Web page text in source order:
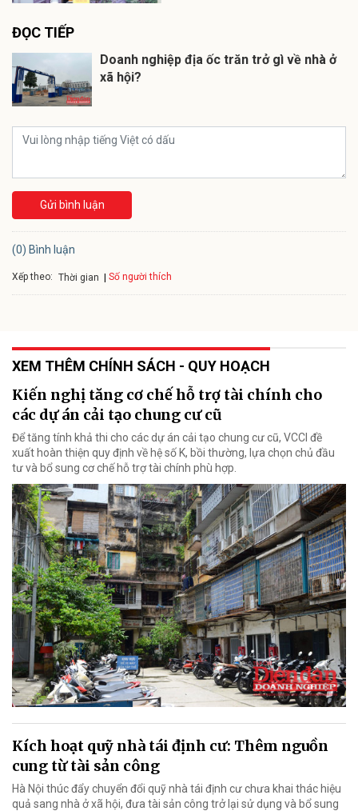
ĐỌC TIẾP
Doanh nghiệp địa ốc trăn trở gì về nhà ở
xã hội?
Gửi bình luận
(0) Bình luận
Xếp theo: Thời gian Số người thích
XEM THÊM CHÍNH SÁCH - QUY HOẠCH
Kiến nghị tăng cơ chế hỗ trợ tài chính cho
các dự án cải tạo chung cư cũ
Để tăng tính khả thi cho các dự án cải tạo chung cư cũ, VCCI đề
xuất hoàn thiện quy định về hệ số K, bồi thường, lựa chọn chủ đầu
tư và bổ sung cơ chế hỗ trợ tài chính phù hợp.
Kích hoạt quỹ nhà tái định cư: Thêm nguồn
cung từ tài sản công
Hà Nội thúc đẩy chuyển đổi quỹ nhà tái định cư chưa khai thác hiệu
quả sang nhà ở xã hội, đưa tài sản công trở lại sử dụng và bổ sung